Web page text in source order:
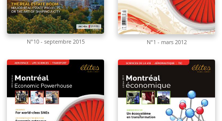
N°10 - septembre 2015 N°1 - mars 2012